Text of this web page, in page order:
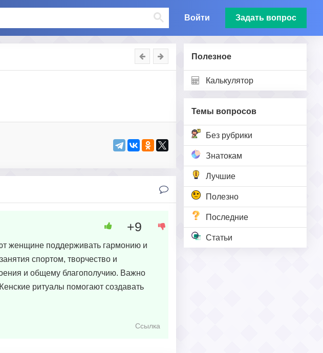
Войти Задать вопрос
Полезное
Калькулятор
Темы вопросов
Без рубрики
Знатокам
Лучшие
Полезно
Последние
Статьи
женщине поддерживать гармонию и
спортом, творчество и
и общему благополучию. Важно
ритуалы помогают создавать
+9
Ссылка